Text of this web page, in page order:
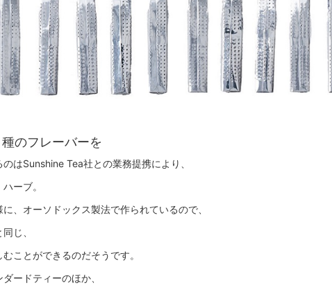
のフレーバーを
はSunshine Tea社との業務提携により、
ーブ。
、オーソドックス製法で作られているので、
じ、
ことができるのだそうです。
ードティーのほか、